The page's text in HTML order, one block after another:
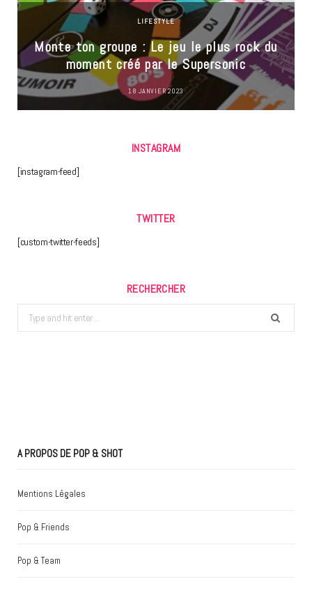
LIFESTYLE
Monte ton groupe : Le jeu le plus rock du
moment créé par le Supersonic
18 JANVIER 2023
INSTAGRAM
[instagram-feed]
TWITTER
[custom-twitter-feeds]
RECHERCHER
Search
for:
A PROPOS DE POP & SHOT
Mentions Légales
Pop & Friends
Pop & Team